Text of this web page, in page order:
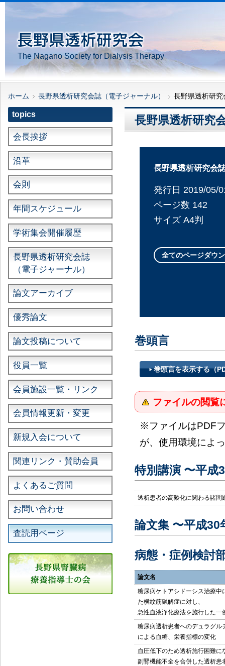
The Nagano Society for Dialysis Therapy
ホーム 長野県透析研究会誌（電子ジャーナル） 長野県透析研
長野県透析研究
長野県透析研究会
発行日 2019/05/
ページ数 142
サイズ A4判
全てのページダウ
巻頭言
巻頭言を表示する（
ファイルの閲覧
※ファイルはPDF
が、使用環境によ
特別講演 〜平成
透析患者の高齢化に関わる諸問
論文集 〜平成30
病態・症例検討
論文名
糖尿病ケトアシドーシス治療中
た横紋筋融解症に対し、
急性血液浄化療法を施行した一
糖尿病透析患者へのデュラグル
による血糖、栄養指標の変化
血圧低下のため透析施行困難に
副腎機能不全を合併した透析患
topics
会長挨拶
沿革
会則
年間スケジュール
学術集会開催履歴
長野県透析研究会誌
（電子ジャーナル）
論文アーカイブ
優秀論文
論文投稿について
役員一覧
会員施設一覧・リンク
会員情報更新・変更
新規入会について
関連リンク・賛助会員
よくあるご質問
お問い合わせ
査読用ページ